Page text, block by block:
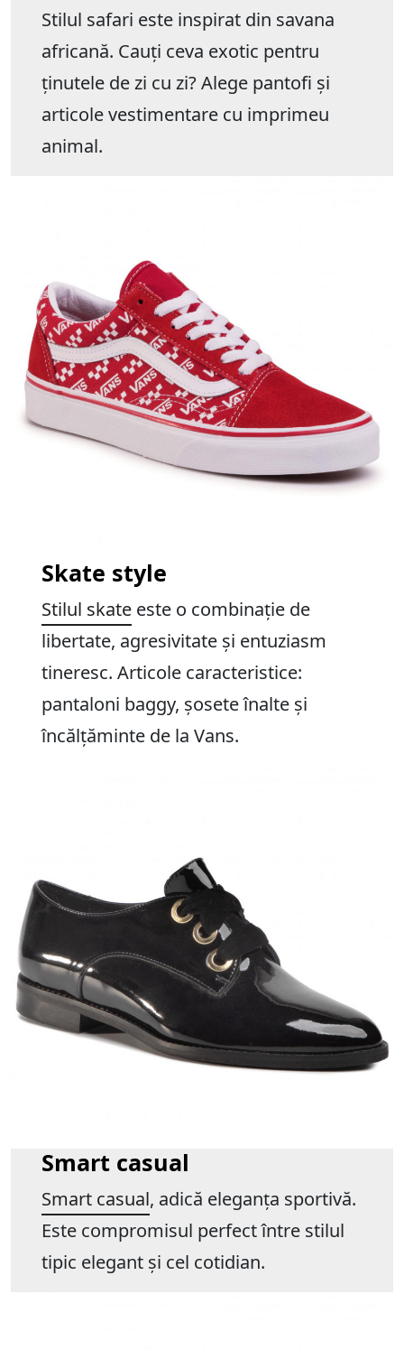
Stilul safari este inspirat din savana
africană. Cauți ceva exotic pentru
ținutele de zi cu zi? Alege pantofi și
articole vestimentare cu imprimeu
animal.
Skate style
Stilul skateeste o combinație de
libertate, agresivitate și entuziasm
tineresc. Articole caracteristice:
pantaloni baggy, șosete înalte și
încălțăminte de la Vans.
Smart casual
Smart casual, adică eleganța sportivă.
Este compromisul perfect între stilul
tipic elegant și cel cotidian.